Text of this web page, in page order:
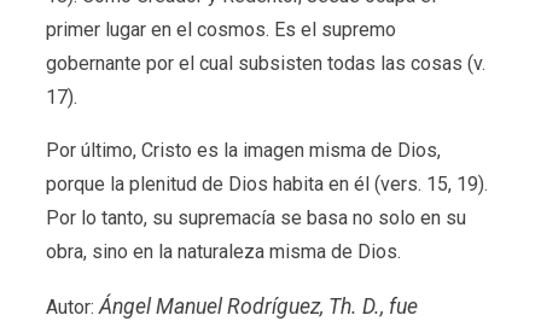
primer lugar en el cosmos. Es el supremo
gobernante por el cual subsisten todas las cosas (v.
17).
Por último, Cristo es la imagen misma de Dios,
porque la plenitud de Dios habita en él (vers. 15, 19).
Por lo tanto, su supremacía se basa no solo en su
obra, sino en la naturaleza misma de Dios.
Autor:Ángel Manuel Rodríguez, Th. D., fue